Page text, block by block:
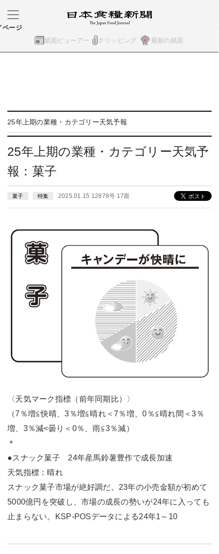
紙面ビューアー クリッピング 最新の紙面
ページ
25年上期の業種・カテゴリー天気予報
25年上期の業種・カテゴリー天気予
報：菓子
菓子 特集 2025.01.15 12878号 17面
〈天気マーク指標（前年同期比）〉
（7％増≦快晴、3％増≦晴れ＜7％増、0％≦晴れ間＜3％
増、3％減<曇り＜0％、雨≦3％減）
＊
●スナック菓子 24年産馬鈴薯豊作で成長加速
天気指標：晴れ
スナック菓子市場が絶好調だ。23年の小売金額が初めて
5000億円を突破し、市場の成長の勢いが24年に入っても
止まらない。KSP-POSデータによる24年1～10